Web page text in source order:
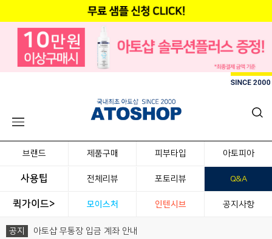
브랜드 제품구매 피부타입 아토피아
사용팁 전체리뷰 포토리뷰 Q&A
퀵가이드> 모이스처 인텐시브 공지사항
공지 아토샵 무통장 입금 계좌 안내